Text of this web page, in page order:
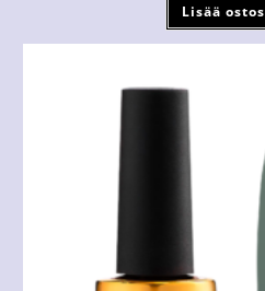
Lisää